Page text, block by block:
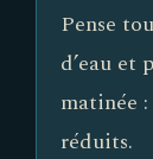
Pense
d’eau
matinée
réduits.